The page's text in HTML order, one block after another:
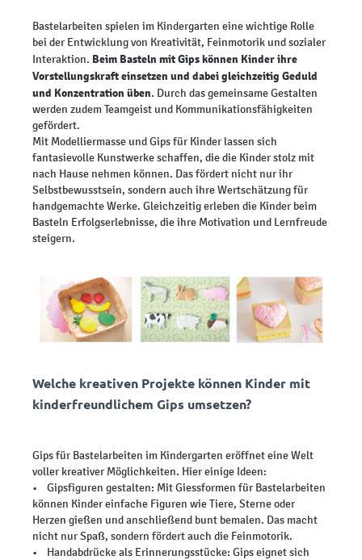
Bastelarbeiten spielen im Kindergarten eine wichtige Rolle
bei der Entwicklung von Kreativität, Feinmotorik und sozialer
Interaktion. Beim Basteln mit Gips können Kinder ihre
Vorstellungskraft einsetzen und dabei gleichzeitig Geduld
und Konzentration üben. Durch das gemeinsame Gestalten
werden zudem Teamgeist und Kommunikationsfähigkeiten
gefördert.
Mit Modelliermasse und Gips für Kinder lassen sich
fantasievolle Kunstwerke schaffen, die die Kinder stolz mit
nach Hause nehmen können. Das fördert nicht nur ihr
Selbstbewusstsein, sondern auch ihre Wertschätzung für
handgemachte Werke. Gleichzeitig erleben die Kinder beim
Basteln Erfolgserlebnisse, die ihre Motivation und Lernfreude
steigern.
Welche kreativen Projekte können Kinder mit
kinderfreundlichem Gips umsetzen?
Gips für Bastelarbeiten im Kindergarten eröffnet eine Welt
voller kreativer Möglichkeiten. Hier einige Ideen:
• Gipsfiguren gestalten: Mit Giessformen für Bastelarbeiten
können Kinder einfache Figuren wie Tiere, Sterne oder
Herzen gießen und anschließend bunt bemalen. Das macht
nicht nur Spaß, sondern fördert auch die Feinmotorik.
• Handabdrücke als Erinnerungsstücke: Gips eignet sich